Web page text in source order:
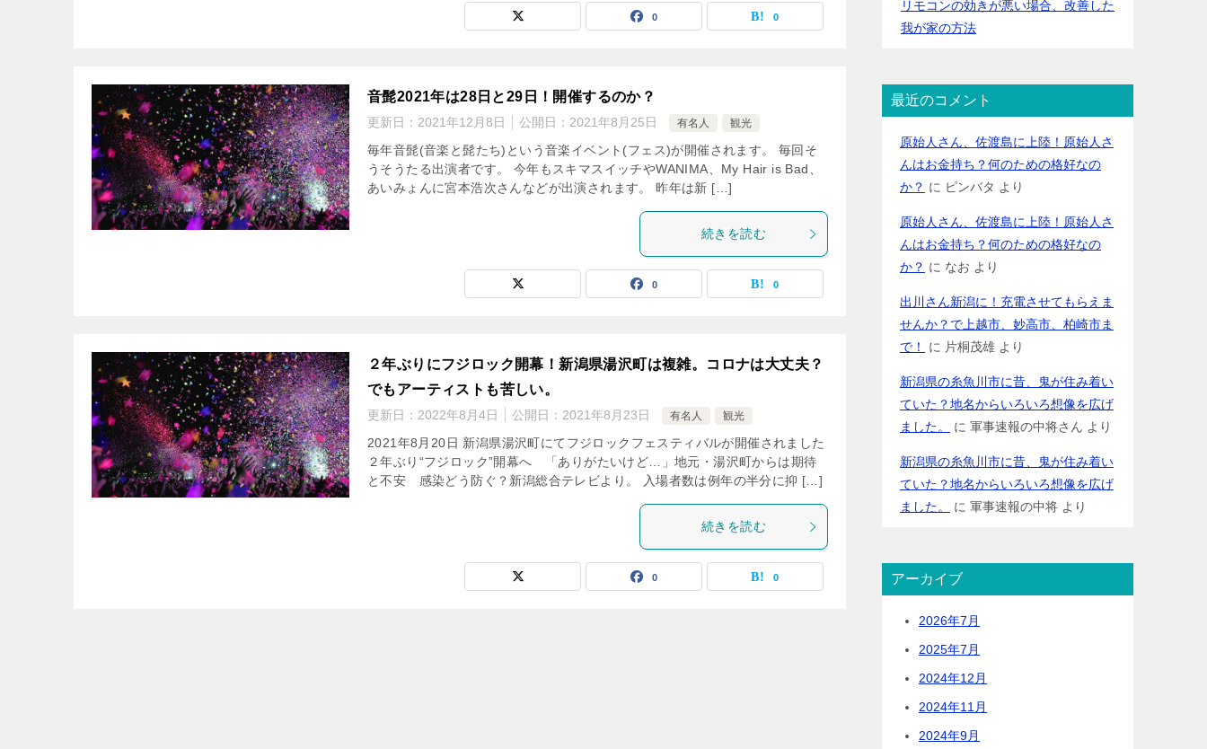
0 0
音髭2021年は28日と29日！開催するのか？
更新日： 2021年12月8日 公開日： 2021年8月25日 有名人 観光
毎年音髭(音楽と髭たち)という音楽イベント(フェス)が開催されます。 毎回そ
うそうたる出演者です。 今年もスキマスイッチやWANIMA、My Hair is Bad、
あいみょんに宮本浩次さんなどが出演されます。 昨年は新 […]
続きを読む
0 0
２年ぶりにフジロック開幕！新潟県湯沢町は複雑。コロナは大丈夫？
でもアーティストも苦しい。
更新日： 2022年8月4日 公開日： 2021年8月23日 有名人 観光
2021年8月20日 新潟県湯沢町にてフジロックフェスティバルが開催されました
２年ぶり“フジロック”開幕へ 「ありがたいけど…」地元・湯沢町からは期待
と不安 感染どう防ぐ？新潟総合テレビより。 入場者数は例年の半分に抑 […]
続きを読む
0 0
リモコンの効きが悪い場合、改善した
我が家の方法
最近のコメント
原始人さん、佐渡島に上陸！原始人さ
んはお金持ち？何のための格好なの
か？ に ピンバタ より
原始人さん、佐渡島に上陸！原始人さ
んはお金持ち？何のための格好なの
か？ に なお より
出川さん新潟に！充電させてもらえま
せんか？で上越市、妙高市、柏崎市ま
で！
に 片桐茂雄 より
新潟県の糸魚川市に昔、鬼が住み着い
ていた？地名からいろいろ想像を広げ
ました。
に 軍事速報の中将さん より
新潟県の糸魚川市に昔、鬼が住み着い
ていた？地名からいろいろ想像を広げ
ました。
に 軍事速報の中将 より
アーカイブ
2026年7月
2025年7月
2024年12月
2024年11月
2024年9月